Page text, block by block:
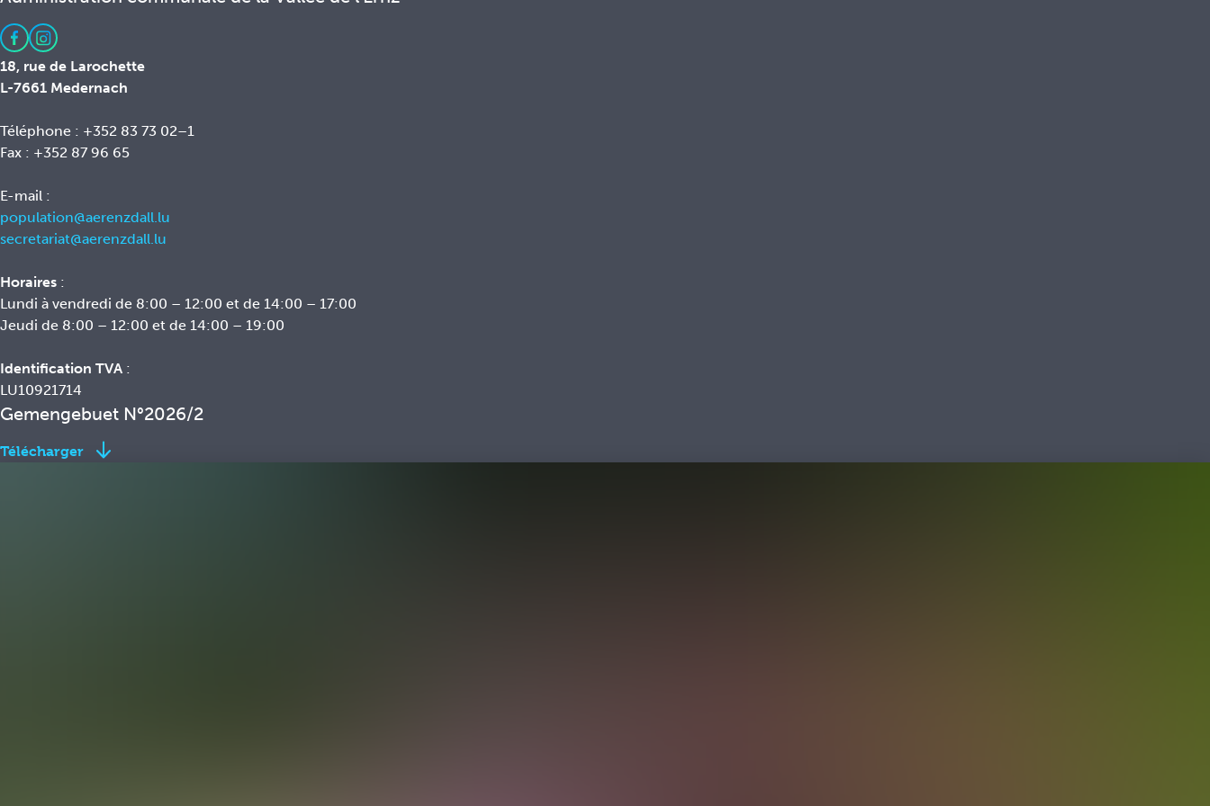
18, rue de Larochette
L-7661 Medernach
Téléphone : +352 83 73 02–1
Fax : +352 87 96 65
E-mail :
population@aerenzdall.lu
secretariat@aerenzdall.lu
Horaires :
Lundi à vendredi de 8:00 – 12:00 et de 14:00 – 17:00
Jeudi de 8:00 – 12:00 et de 14:00 – 19:00
Identification TVA :
LU10921714
Gemengebuet N°2026/2
Télécharger